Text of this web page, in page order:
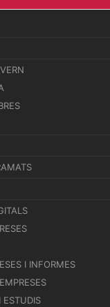
I INFORMES
ESTUDIS